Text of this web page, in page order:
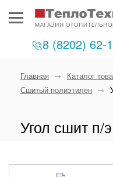
8 (8202) 62-
Главная Каталог
Сшитый полиэтилен
Угол сшит п/